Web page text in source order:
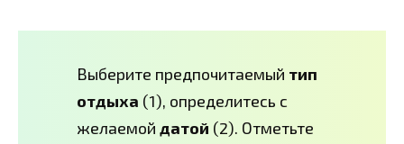
Выберите предпочитаемый тип
отдыха (1), определитесь с
желаемой датой (2). Отметьте